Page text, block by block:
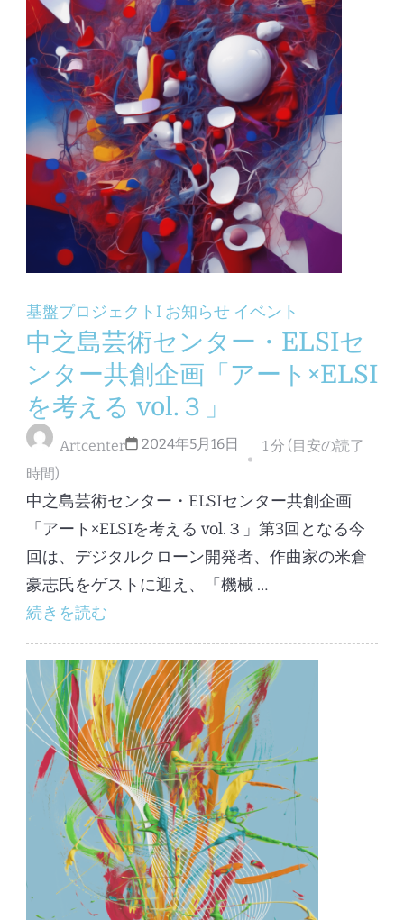
基盤プロジェクトI お知らせ イベント
中之島芸術センター・ELSIセ
ンター共創企画「アート×ELSI
を考える vol.３」
Artcenter 2024年5月16日
1 分 (目安の読了
時間)
中之島芸術センター・ELSIセンター共創企画
「アート×ELSIを考える vol.３」第3回となる今
回は、デジタルクローン開発者、作曲家の米倉
豪志氏をゲストに迎え、「機械 …
続きを読む